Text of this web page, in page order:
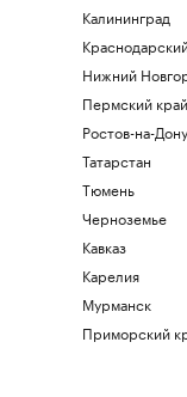
Калининград
Нижний
Пермский край
Ростов-на-Дону
Татарстан
Тюмень
Черноземье
Кавказ
Карелия
Мурманск
Приморский